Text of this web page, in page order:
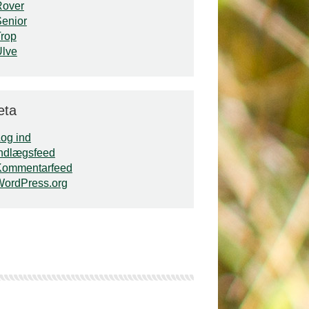
ind